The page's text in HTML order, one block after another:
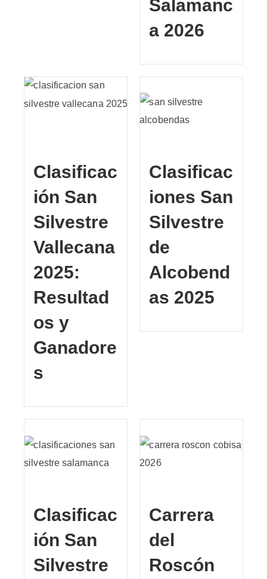
Salamanc
a 2026
Clasificac
ión San
Silvestre
Vallecana
2025:
Resultad
os y
Ganadore
s
Clasificac
iones San
Silvestre
de
Alcobend
as 2025
Clasificac
ión San
Silvestre
Carrera
del
Roscón